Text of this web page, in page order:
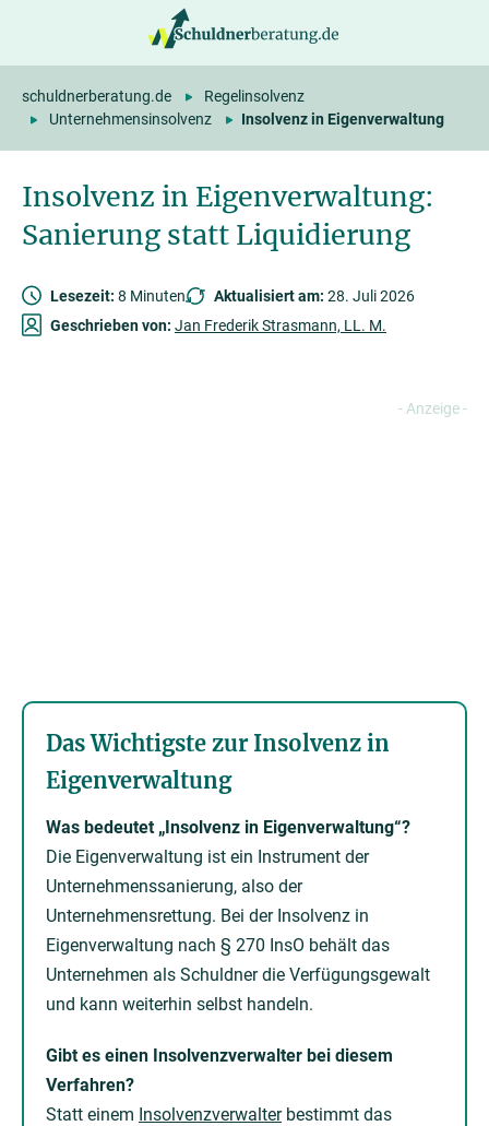
Insolvenz in Eigenverwaltung:
Sanierung statt Liquidierung
schuldnerberatung.de
Regelinsolvenz
Unternehmensinsolvenz
Insolvenz in Eigenverwaltung
Lesezeit: 8 Minuten Aktualisiert am: 28. Juli 2026
Geschrieben von: Jan Frederik Strasmann, LL. M.
Das Wichtigste zur Insolvenz in
Eigenverwaltung
Was bedeutet „Insolvenz in Eigenverwaltung“?
Die Eigenverwaltung ist ein Instrument der
Unternehmenssanierung, also der
Unternehmensrettung. Bei der Insolvenz in
Eigenverwaltung nach § 270 InsO behält das
Unternehmen als Schuldner die Verfügungsgewalt
und kann weiterhin selbst handeln.
Gibt es einen Insolvenzverwalter bei diesem
Verfahren?
Statt einem Insolvenzverwalterbestimmt das